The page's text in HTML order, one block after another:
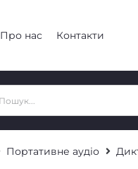
Про нас Контакти
Портативне аудіо